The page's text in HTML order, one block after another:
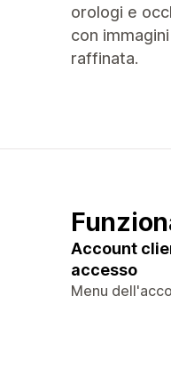
orologi e
con
raffinata.
Account
accesso
Menu